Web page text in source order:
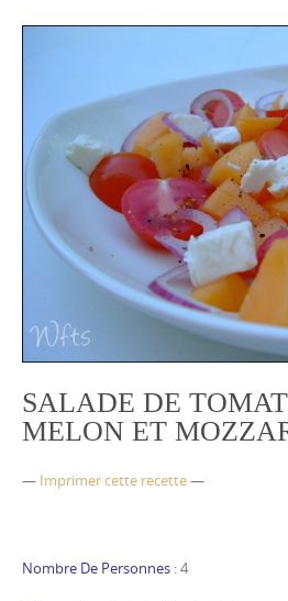
SALADE DE
MELON ET
— Imprimer cette recette—
Nombre De Personnes : 4